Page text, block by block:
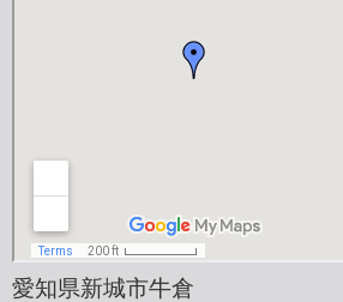
愛知県新城市牛倉